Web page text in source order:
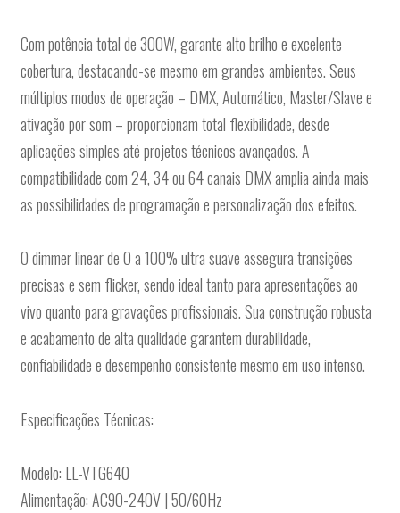
Com potência total de 300W, garante alto brilho e excelente
cobertura, destacando-se mesmo em grandes ambientes. Seus
múltiplos modos de operação – DMX, Automático, Master/Slave e
ativação por som – proporcionam total flexibilidade, desde
aplicações simples até projetos técnicos avançados. A
compatibilidade com 24, 34 ou 64 canais DMX amplia ainda mais
as possibilidades de programação e personalização dos efeitos.
O dimmer linear de 0 a 100% ultra suave assegura transições
precisas e sem flicker, sendo ideal tanto para apresentações ao
vivo quanto para gravações profissionais. Sua construção robusta
e acabamento de alta qualidade garantem durabilidade,
confiabilidade e desempenho consistente mesmo em uso intenso.
Especificações Técnicas:
Modelo: LL-VTG640
Alimentação: AC90-240V | 50/60Hz